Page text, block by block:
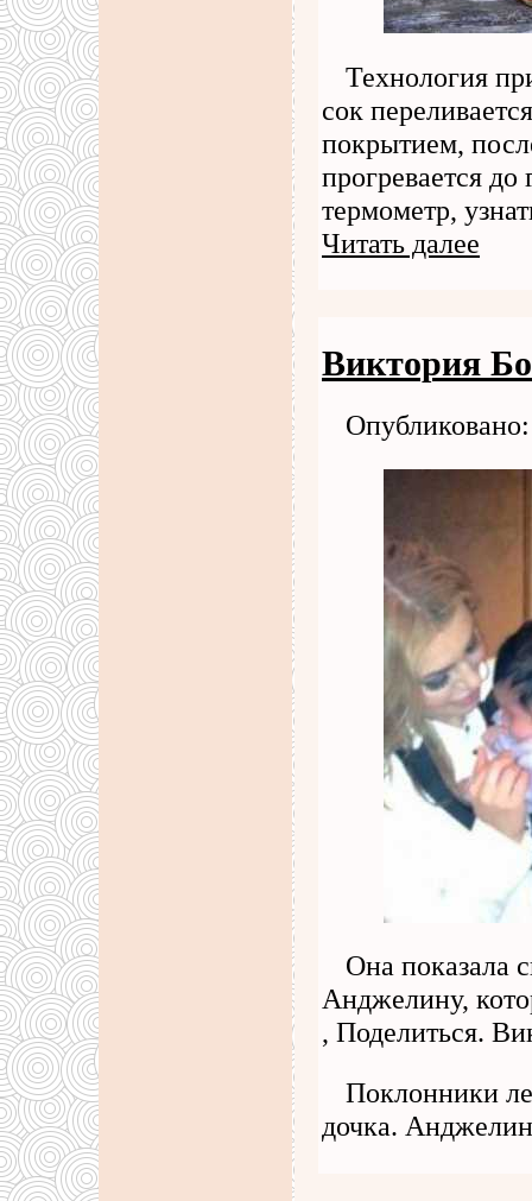
Технология
сок
покрытием,
прогревается до
термометр,
Читать далее
Виктория
Она показала
Анджелину,
, Поделиться.
Поклонники
дочка.